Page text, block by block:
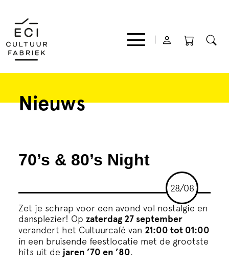
Film
Theater
Cursus
Nieuws
70’s & 80’s Night
28/08
Zet je schrap voor een avond vol nostalgie en
dansplezier! Op zaterdag 27 september
verandert het Cultuurcafé van 21:00 tot 01:00
in een bruisende feestlocatie met de grootste
hits uit de jaren ’70 en ’80.